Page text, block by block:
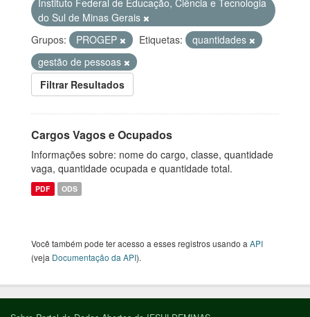
Instituto Federal de Educação, Ciência e Tecnologia
do Sul de Minas Gerais
Grupos:
PROGEP Etiquetas:
quantidades
gestão de pessoas
Filtrar Resultados
Cargos Vagos e Ocupados
Informações sobre: nome do cargo, classe, quantidade
vaga, quantidade ocupada e quantidade total.
PDF ODS
Você também pode ter acesso a esses registros usando a API
(veja Documentação da API).